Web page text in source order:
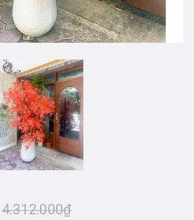
4.312.000₫